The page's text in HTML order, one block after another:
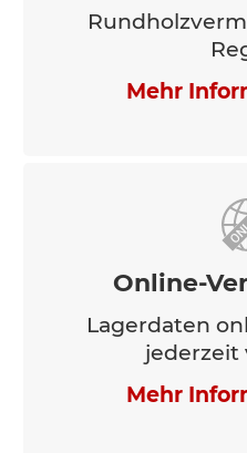
Mehr
Online-
Lagerdaten
jederzeit
Mehr